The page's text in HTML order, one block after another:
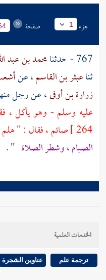
جزء 1 صفحة
767 - حدثنا محمد بن عبد
ثناعبثر بن القاسم، عن
زرارة بن أوفى، عن رجل
عليه وسلم - وهو يأكل ،
264 ] صائم ، فقال : " هلم
الصيام ، وشطر الصلاة "
.
الخدمات العلمية
ترجمة علم عناوين الشجرة